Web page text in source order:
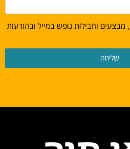
מבצעים וחבילות נופש במייל ובהודעות
שליחה